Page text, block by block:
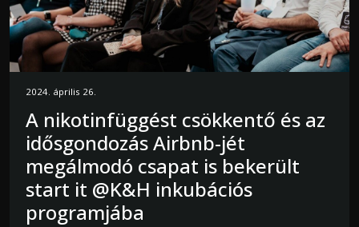
2024. április 26.
A nikotinfüggést csökkentő és az
idősgondozás Airbnb-jét
megálmodó csapat is bekerült
start it @K&H inkubációs
programjába